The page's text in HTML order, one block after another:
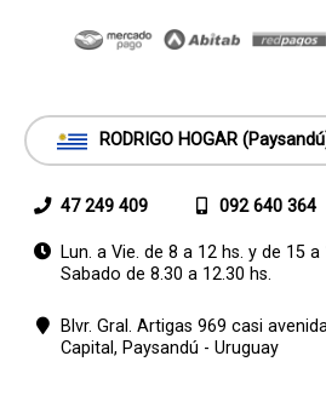
RODRIGO HOGAR
47 249 409 092 640 364
Lun. a Vie. de 8 a 12 hs. y de 15 a
Sabado de 8.30 a 12.30 hs.
Blvr. Gral. Artigas 969 casi
Capital, Paysandú - Uruguay